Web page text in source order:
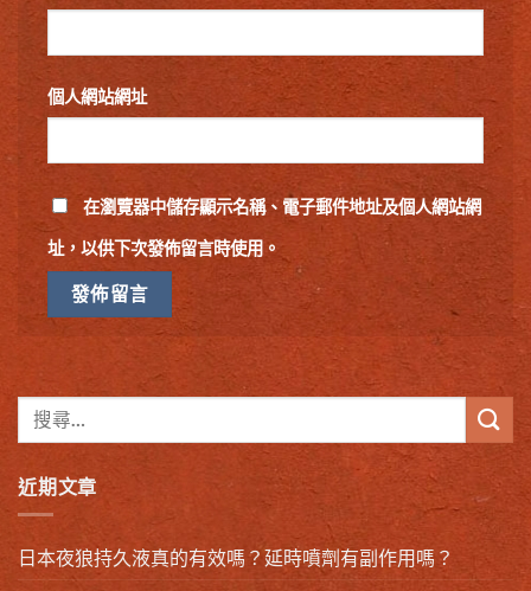
個人網站網址
在瀏覽器中儲存顯示名稱、電子郵件地址及個人網站網
址，以供下次發佈留言時使用。
近期文章
日本夜狼持久液真的有效嗎？延時噴劑有副作用嗎？